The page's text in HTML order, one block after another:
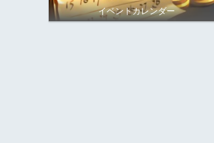
イベントカレンダー